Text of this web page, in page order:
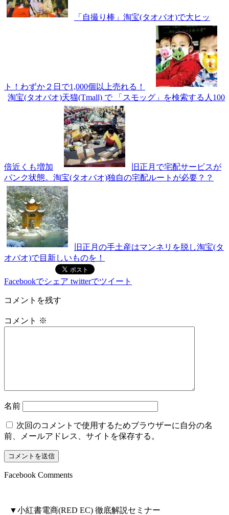
「自撮り棒」淘宝(タオバオ)で大ヒッ
ト！わずか２日で1,000個以上売れる！
淘宝(タオバオ)天猫(Tmall) で 「スモッグ」を検索する人100
倍近くも増加
旧正月で宅配サービスが
パンク状態。淘宝(タオバオ)独自の宅配ルートが必要？？
旧正月の手土産はマンネリを脱し淘宝(タ
オバオ)で目新しいものを！
Facebookでシェア twitterでツイート
コメントを残す
コメント ※
名前
次回のコメントで使用するためブラウザーに自分の名
前、メールアドレス、サイトを保存する。
Facebook Comments
▼小紅書電商(RED EC) 徹底解説セミナー